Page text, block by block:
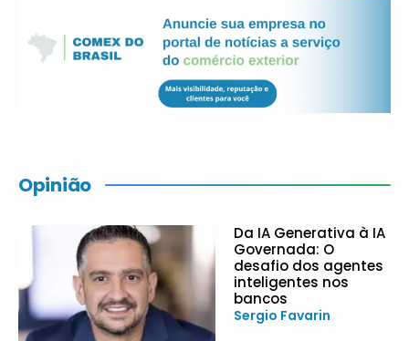
Opinião
Da IA Generativa à IA
Governada: O
desafio dos agentes
inteligentes nos
bancos
Sergio Favarin